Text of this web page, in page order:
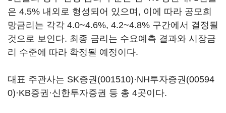
은 4.5% 내외로 형성되어 있으며, 이에 따라 공모희
망금리는 각각 4.0~4.6%, 4.2~4.8% 구간에서 결정될
것으로 보인다. 최종 금리는 수요예측 결과와 시장금
리 수준에 따라 확정될 예정이다.
대표 주관사는 SK증권(001510)·NH투자증권(00594
0)·KB증권·신한투자증권 등 총 4곳이다.